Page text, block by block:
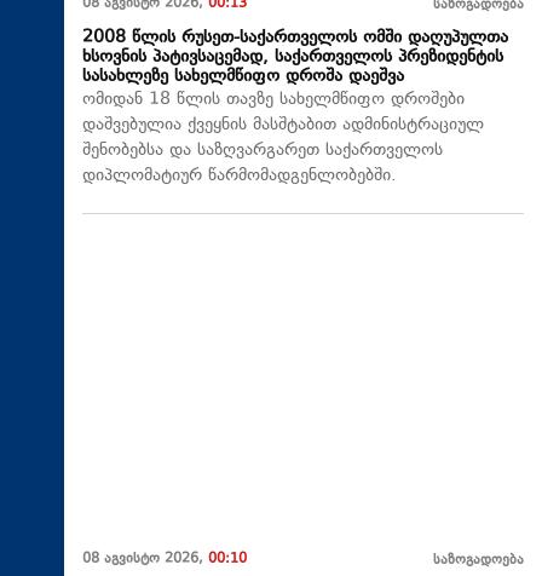
08 აგვისტო 2026, 00:13 საზოგადოება
2008 წლის რუსეთ-საქართველოს ომში დაღუპულთა
ხსოვნის პატივსაცემად, საქართველოს პრეზიდენტის
სასახლეზე სახელმწიფო დროშა დაეშვა
ომიდან 18 წლის თავზე სახელმწიფო დროშები
დაშვებულია ქვეყნის მასშტაბით ადმინისტრაციულ
შენობებსა და საზღვარგარეთ საქართველოს
დიპლომატიურ წარმომადგენლობებში.
08 აგვისტო 2026, 00:10 საზოგადოება